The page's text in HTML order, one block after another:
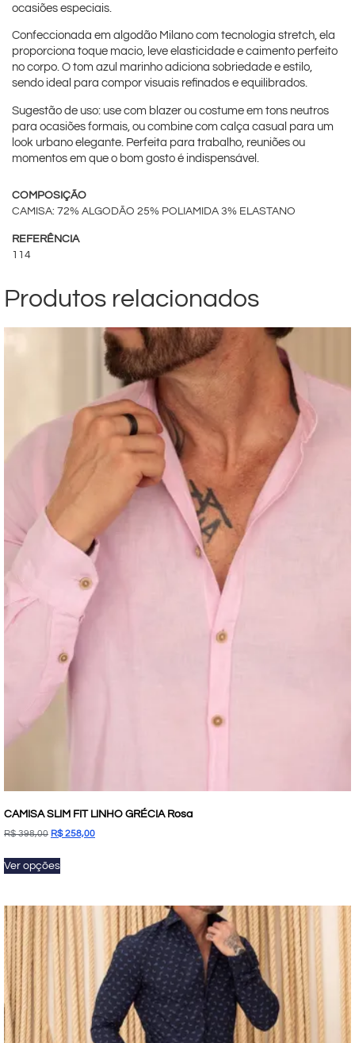
ocasiões especiais.
Confeccionada em algodão Milano com tecnologia stretch, ela
proporciona toque macio, leve elasticidade e caimento perfeito
no corpo. O tom azul marinho adiciona sobriedade e estilo,
sendo ideal para compor visuais refinados e equilibrados.
Sugestão de uso: use com blazer ou costume em tons neutros
para ocasiões formais, ou combine com calça casual para um
look urbano elegante. Perfeita para trabalho, reuniões ou
momentos em que o bom gosto é indispensável.
COMPOSIÇÃO
CAMISA: 72% ALGODÃO 25% POLIAMIDA 3% ELASTANO
REFERÊNCIA
114
Produtos relacionados
CAMISA SLIM FIT LINHO GRÉCIA Rosa
R$398,00 R$258,00
Ver opções